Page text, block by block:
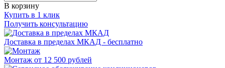
В корзину
Купить в 1 клик
Получить консультацию
Доставка в пределах МКАД - бесплатно
Монтаж от 12 500 рублей